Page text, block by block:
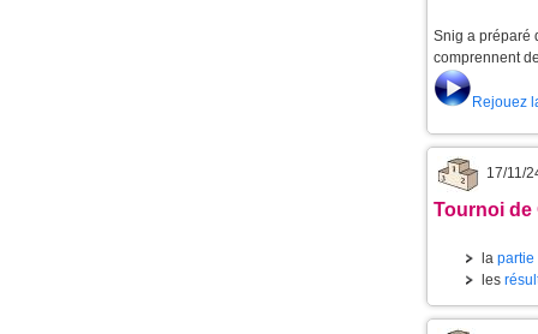
Snig a préparé
comprennent
Rejouez
17/11/
Tournoi de
la partie
les